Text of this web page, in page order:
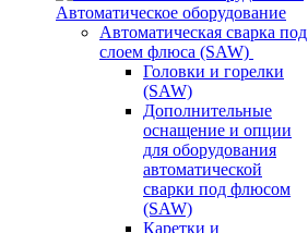
Автоматическое оборудование
Автоматическая сварка под
слоем флюса (SAW)
Головки и горелки
(SAW)
Дополнительные
оснащение и опции
для оборудования
автоматической
сварки под флюсом
(SAW)
Каретки и